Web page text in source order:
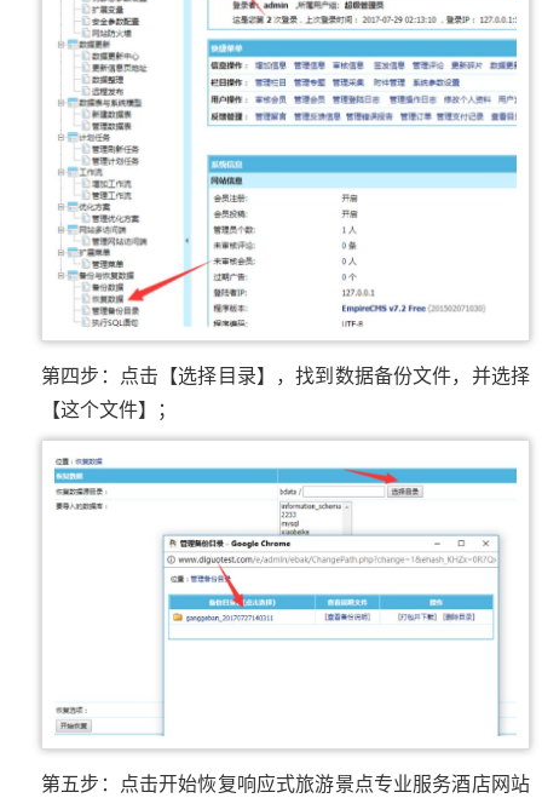
第四步：点击【选择目录】，找到数据备份文件，并选择
【这个文件】；
第五步：点击开始恢复响应式旅游景点专业服务酒店网站